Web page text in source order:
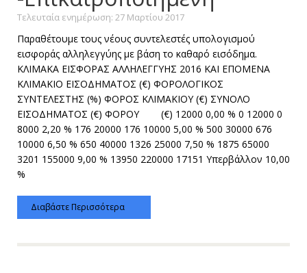
Τελευταία ενημέρωση: 27 Μαρτίου 2017
Παραθέτουμε τους νέους συντελεστές υπολογισμού
εισφοράς αλληλεγγύης με βάση το καθαρό εισόδημα.
ΚΛΙΜΑΚΑ ΕΙΣΦΟΡΑΣ ΑΛΛΗΛΕΓΓΥΗΣ 2016 ΚΑΙ ΕΠΟΜΕΝΑ
ΚΛΙΜΑΚΙΟ ΕΙΣΟΔΗΜΑΤΟΣ (€) ΦΟΡΟΛΟΓΙΚΟΣ
ΣΥΝΤΕΛΕΣΤΗΣ (%) ΦΟΡΟΣ ΚΛΙΜΑΚΙΟΥ (€) ΣΥΝΟΛΟ
ΕΙΣΟΔΗΜΑΤΟΣ (€) ΦΟΡΟΥ (€) 12000 0,00 % 0 12000 0
8000 2,20 % 176 20000 176 10000 5,00 % 500 30000 676
10000 6,50 % 650 40000 1326 25000 7,50 % 1875 65000
3201 155000 9,00 % 13950 220000 17151 Υπερβάλλον 10,00
%
Διαβάστε Περισσότερα